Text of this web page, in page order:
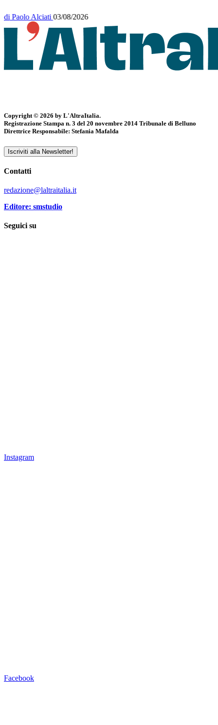
diPaolo Alciati 03/08/2026
Copyright © 2026 by L'AltraItalia.
Registrazione Stampa n. 3 del 20 novembre 2014 Tribunale di Belluno
Direttrice Responsabile: Stefania Mafalda
Iscriviti alla Newsletter!
Contatti
redazione@laltraitalia.it
Editore: smstudio
Seguici su
Instagram
Facebook